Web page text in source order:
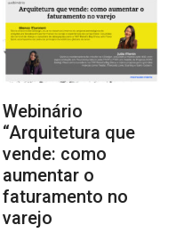
Webinário
“Arquitetura que
vende: como
aumentar o
faturamento no
varejo